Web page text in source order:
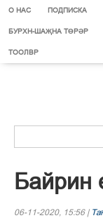
О НАС ПОДПИСКА
БУРХН-ШАҖНА ТӨРӘР
ТООЛВР
Байрин
06-11-2020, 15:56 |